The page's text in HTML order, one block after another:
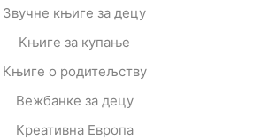
Звучне књиге за децу
Књиге за купање
Књиге о родитељству
Вежбанке за децу
Креативна Европа